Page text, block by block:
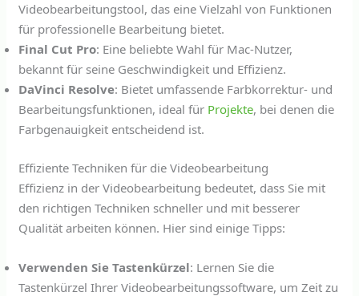
Videobearbeitungstool, das eine Vielzahl von Funktionen
für professionelle Bearbeitung bietet.
Final Cut Pro: Eine beliebte Wahl für Mac-Nutzer,
bekannt für seine Geschwindigkeit und Effizienz.
DaVinci Resolve: Bietet umfassende Farbkorrektur- und
Bearbeitungsfunktionen, ideal für Projekte, bei denen die
Farbgenauigkeit entscheidend ist.
Effiziente Techniken für die Videobearbeitung
Effizienz in der Videobearbeitung bedeutet, dass Sie mit
den richtigen Techniken schneller und mit besserer
Qualität arbeiten können. Hier sind einige Tipps:
Verwenden Sie Tastenkürzel: Lernen Sie die
Tastenkürzel Ihrer Videobearbeitungssoftware, um Zeit zu